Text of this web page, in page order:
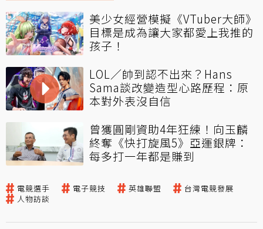
美少女經營模擬《VTuber大師》
目標是成為讓大家都愛上我推的
孩子！
LOL／帥到認不出來？Hans
Sama談改變造型心路歷程：原
本對外表沒自信
曾獲圓剛資助4年狂練！向玉麟
終奪《快打旋風5》亞運銀牌：
每多打一年都是賺到
電競選手 電子競技 英雄聯盟
台灣電競發展
人物訪談